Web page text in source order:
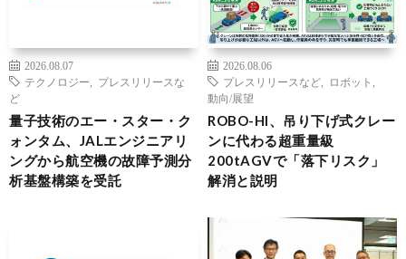
2026.08.07
テクノロジー
プレスリリースな
ど
量子技術のエー・スター・ク
ォンタム、JALエンジニアリ
ングから航空機の故障予測分
析基盤構築を受託
2026.08.06
プレスリリースなど
ロボット
動向/展望
ROBO-HI、吊り下げ式クレー
ンに代わる超重量級
200tAGVで「落下リスク」
解消と説明